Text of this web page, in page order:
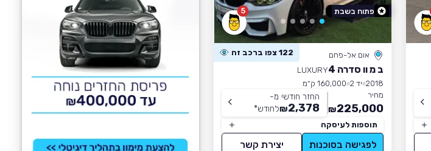
5
אום אל-פחם 122 צפו ברכב זה
ב מ וו סדרה 4
LUXURY
2018 יד 2
160,000 ק״מ
מחיר
225,000
₪
החזר חודשי מ-
2,378
₪לחודש*
תוספות לעיסקה
לפגישה בסוכנות יצירת קשר
פתוח בשבת